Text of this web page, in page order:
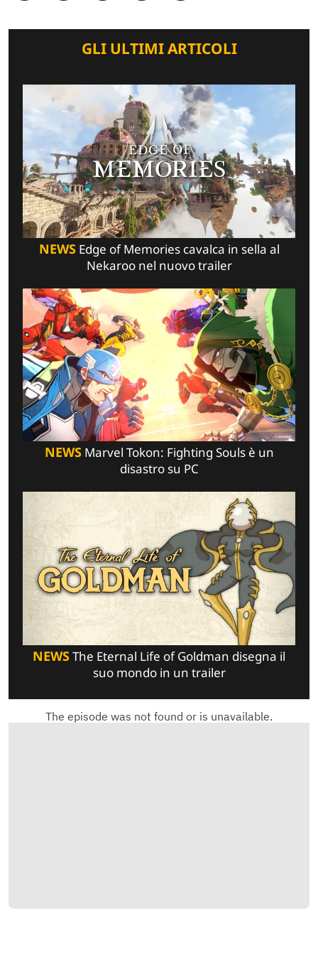
GLI ULTIMI ARTICOLI
NEWSEdge of Memories cavalca in sella al
Nekaroo nel nuovo trailer
NEWSMarvel Tokon: Fighting Souls è un
disastro su PC
NEWSThe Eternal Life of Goldman disegna il
suo mondo in un trailer